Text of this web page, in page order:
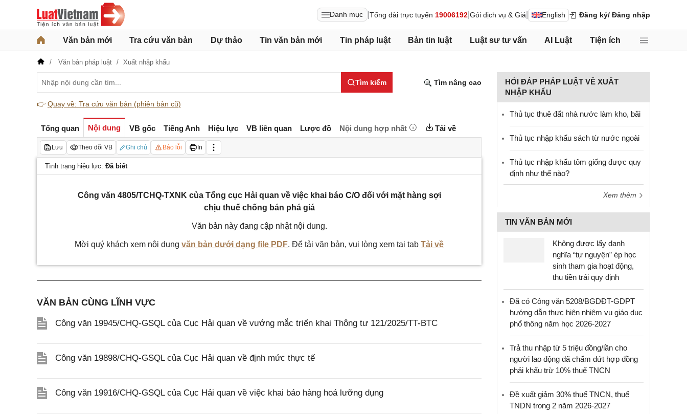
Danh mục Tổng đài trực tuyến 19006192 Gói dịch vụ & Giá English Đăng ký/ Đăng nhập
Văn bản mới Tra cứu văn bản Dự thảo Tin văn bản mới Tin pháp luật Bản tin luật Luật sư tư vấn AI Luật Tiện ích
Văn bản pháp luật Xuất nhập khẩu
Tìm kiếm Tìm nâng cao
👉 Quay về: Tra cứu văn bản (phiên bản cũ)
Tổng quan Nội dung VB gốc Tiếng Anh Hiệu lực VB liên quan Lược đồ Nội dung hợp nhất Tải về
Lưu Theo dõi VB Ghi chú Báo lỗi In
Tình trạng hiệu lực: Đã biết
Công văn 4805/TCHQ-TXNK của Tổng cục Hải quan về việc khai báo C/O đối với mặt hàng sợi
chịu thuế chống bán phá giá
Văn bản này đang cập nhật nội dung.
Mời quý khách xem nội dung văn bản dưới dạng file PDF. Để tải văn bản, vui lòng xem tại tab Tải về
VĂN BẢN CÙNG LĨNH VỰC
Công văn 19945/CHQ-GSQL của Cục Hải quan về vướng mắc triển khai Thông tư 121/2025/TT-BTC
Công văn 19898/CHQ-GSQL của Cục Hải quan về định mức thực tế
Công văn 19916/CHQ-GSQL của Cục Hải quan về việc khai báo hàng hoá lưỡng dụng
HỎI ĐÁP PHÁP LUẬT VỀ XUẤT
NHẬP KHẨU
Thủ tục thuê đất nhà nước làm kho, bãi
Thủ tục nhập khẩu sách từ nước ngoài
Thủ tục nhập khẩu tôm giống được quy
định như thế nào?
Xem thêm
TIN VĂN BẢN MỚI
Không được lấy danh
nghĩa “tự nguyện” ép học
sinh tham gia hoạt động,
thu tiền trái quy định
Đã có Công văn 5208/BGDĐT-GDPT
hướng dẫn thực hiện nhiệm vụ giáo dục
phổ thông năm học 2026-2027
Trả thu nhập từ 5 triệu đồng/lần cho
người lao động đã chấm dứt hợp đồng
phải khấu trừ 10% thuế TNCN
Đề xuất giảm 30% thuế TNCN, thuế
TNDN trong 2 năm 2026-2027